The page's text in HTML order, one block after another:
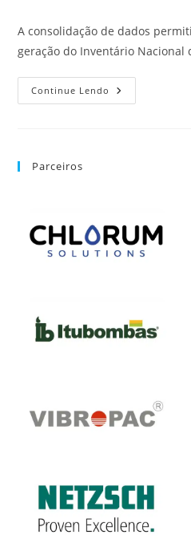
A consolidação de dados
geração do Inventário Nacional
Continue Lendo
Parceiros